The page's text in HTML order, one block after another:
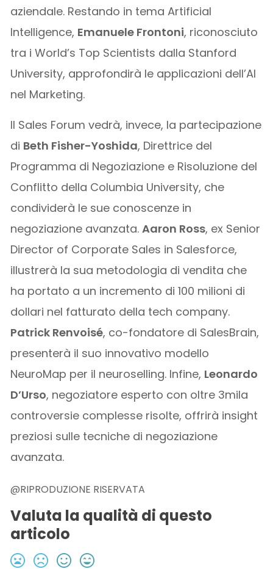
aziendale. Restando in tema Artificial
Intelligence, Emanuele Frontoni, riconosciuto
tra i World’s Top Scientists dalla Stanford
University, approfondirà le applicazioni dell’AI
nel Marketing.
Il Sales Forum vedrà, invece, la partecipazione
di Beth Fisher-Yoshida, Direttrice del
Programma di Negoziazione e Risoluzione del
Conflitto della Columbia University, che
condividerà le sue conoscenze in
negoziazione avanzata.Aaron Ross, ex Senior
Director of Corporate Sales in Salesforce,
illustrerà la sua metodologia di vendita che
ha portato a un incremento di 100 milioni di
dollari nel fatturato della tech company.
Patrick Renvoisé, co-fondatore di SalesBrain,
presenterà il suo innovativo modello
NeuroMap per il neuroselling. Infine, Leonardo
D’Urso, negoziatore esperto con oltre 3mila
controversie complesse risolte, offrirà insight
preziosi sulle tecniche di negoziazione
avanzata.
@RIPRODUZIONE RISERVATA
Valuta la qualità di questo
articolo